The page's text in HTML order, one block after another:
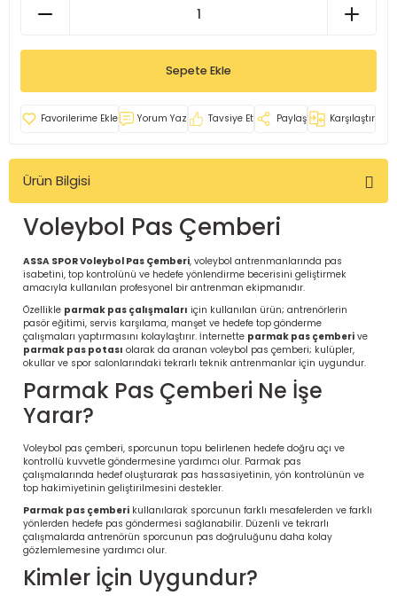
Tamamlayıcı Spor Ekipmanları |
– Organizasyonlar için
| ASSA SPOR
Sepete Ekle
Yorum Yaz Tavsiye Et Paylaş Karşılaştır
Ürün Bilgisi
Voleybol Pas Çemberi
ASSA SPOR Voleybol Pas Çemberi, voleybol antrenmanlarında pas
isabetini, top kontrolünü ve hedefe yönlendirme becerisini geliştirmek
amacıyla kullanılan profesyonel bir antrenman ekipmanıdır.
Özellikle parmak pas çalışmaları için kullanılan ürün; antrenörlerin
pasör eğitimi, servis karşılama, manşet ve hedefe top gönderme
çalışmaları yaptırmasını kolaylaştırır. İnternette parmak pas çemberi ve
parmak pas potası olarak da aranan voleybol pas çemberi; kulüpler,
okullar ve spor salonlarındaki tekrarlı teknik antrenmanlar için uygundur.
Parmak Pas Çemberi Ne İşe
Yarar?
Voleybol pas çemberi, sporcunun topu belirlenen hedefe doğru açı ve
kontrollü kuvvetle göndermesine yardımcı olur. Parmak pas
çalışmalarında hedef oluşturarak pas hassasiyetinin, yön kontrolünün ve
top hakimiyetinin geliştirilmesini destekler.
Parmak pas çemberi kullanılarak sporcunun farklı mesafelerden ve farklı
yönlerden hedefe pas göndermesi sağlanabilir. Düzenli ve tekrarlı
çalışmalarda antrenörün sporcunun pas doğruluğunu daha kolay
gözlemlemesine yardımcı olur.
Kimler İçin Uygundur?